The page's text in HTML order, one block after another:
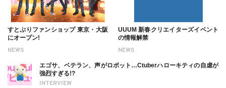
NEWS
すとぷりファンショップ 東京・大阪
にオープン!
NEWS
UUUM 新春クリエイターズイベント
の情報解禁
INTERVIEW
エゴサ、ベテラン、声がロボット…Ctuberハローキティの自虐が
強烈すぎる!?